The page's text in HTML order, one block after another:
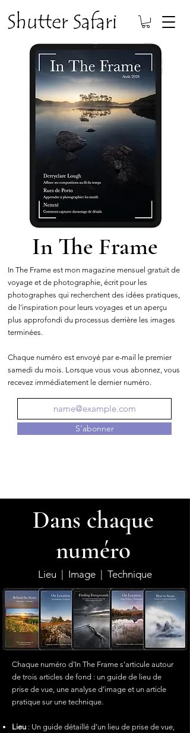
In The Frame
In The Frame est mon magazine mensuel gratuit de
voyage et de photographie, écrit pour les
photographes qui recherchent des idées pratiques,
de l’inspiration pour leurs voyages et un aperçu
plus approfondi du processus derrière les images
terminées.
Chaque numéro est envoyé par e-mail le premier
samedi du mois. Lorsque vous vous abonnez, vous
recevez immédiatement le dernier numéro.
S’abonner
Dans chaque
numéro
Lieu | Image | Technique
Chaque numéro d’In The Frame s’articule autour
de trois articles de fond : un guide de lieu de
prise de vue, une analyse d’image et un article
pratique sur une technique.
Lieu : Un guide détaillé d’un lieu de prise de vue,